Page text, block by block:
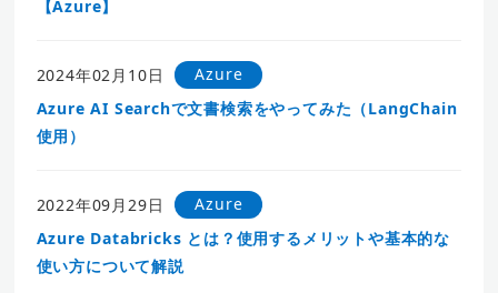
【Azure】
2024年02月10日
Azure
Azure AI Searchで文書検索をやってみた（LangChain
使用）
2022年09月29日
Azure
Azure Databricks とは？使用するメリットや基本的な
使い方について解説